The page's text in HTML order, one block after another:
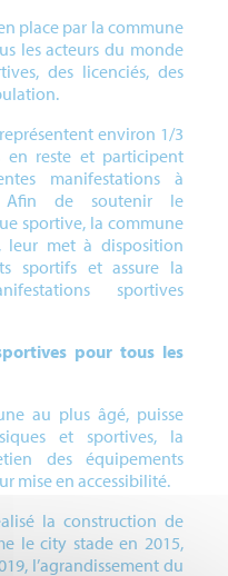
place par la commune
les acteurs du monde
des licenciés, des
environ 1/3
en reste et participent
manifestations à
Afin de soutenir le
sportive, la commune
leur met à disposition
sportifs et assure la
sportives
pour tous les
au plus âgé, puisse
et sportives, la
des équipements
mise en accessibilité.
la construction de
le city stade en 2015,
l’agrandissement du